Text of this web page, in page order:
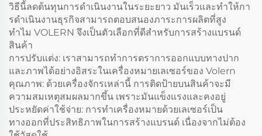
วิธีนี้ลดต้นทุนการดําเนินงานในระยะยาว มันเร็วและทําให้กา
รดําเนินงานธุรกิจสามารถตอบสนองภาระการผลิตที่สูง
ทําไม VOLERN จึงเป็นตัวเลือกที่ดีสําหรับการสร้างแบรนด์
สินค้า
การปรับแต่ง: เราสามารถทําการตราการออกแบบทางปาก
และภาพได้อย่างอิสระในเครื่องหมายเลเซอร์ของ Volern
คุณภาพ: ด้วยเครื่องจักรเหล่านี้ การติดป้ายบนสินค้าจะมี
ความสมเหตุสมผลมากขึ้น เพราะมันแข็งแรงและคงอยู่
ประหยัดค่าใช้จ่าย: การทําเครื่องหมายด้วยเลเซอร์เป็น
ทางออกที่ประสิทธิภาพในการสร้างแบรนด์ เนื่องจากไม่ต้อง